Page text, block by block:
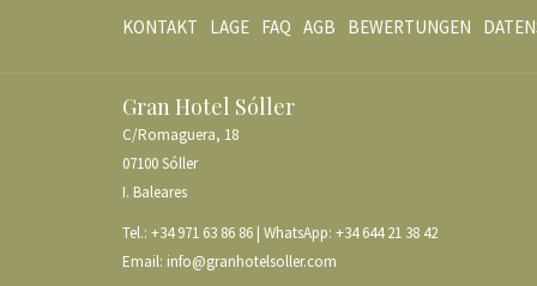
KONTAKT LAGE FAQ AGB BEWERTUNGEN
Gran Hotel Sóller
C/Romaguera, 18
07100 Sóller
I. Baleares
Tel.: +34 971 63 86 86 | WhatsApp: +34 644 21 38 42
Email: info@granhotelsoller.com